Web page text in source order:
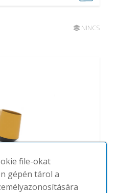
NINCS
file-okat
gépén tárol a